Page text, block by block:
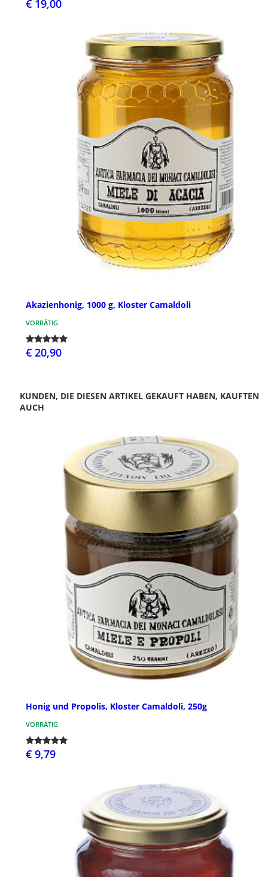
€ 19,00
Akazienhonig, 1000 g, Kloster Camaldoli
VORRÄTIG
€ 20,90
KUNDEN, DIE DIESEN ARTIKEL GEKAUFT HABEN, KAUFTEN
AUCH
Honig und Propolis, Kloster Camaldoli, 250g
VORRÄTIG
€ 9,79